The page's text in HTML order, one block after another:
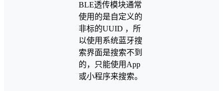
BLE透传模块通常
使用的是自定义的
非标的UUID ，所
以使用系统蓝牙搜
索界面是搜索不到
的，只能使用App
或小程序来搜索。